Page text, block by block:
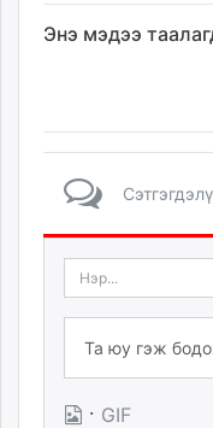
Энэ мэдээ
· GIF